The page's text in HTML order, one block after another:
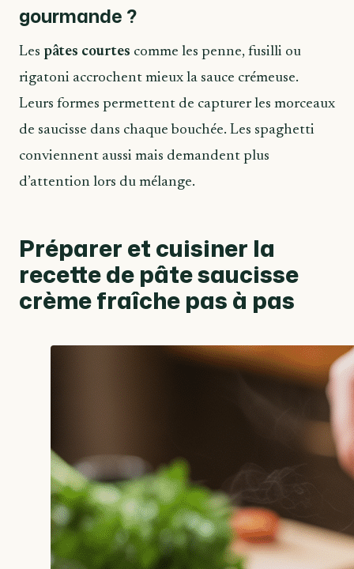
gourmande ?
Les pâtes courtes comme les penne, fusilli ou
rigatoni accrochent mieux la sauce crémeuse.
Leurs formes permettent de capturer les morceaux
de saucisse dans chaque bouchée. Les spaghetti
conviennent aussi mais demandent plus
d’attention lors du mélange.
Préparer et cuisiner la
recette de pâte saucisse
crème fraîche pas à pas